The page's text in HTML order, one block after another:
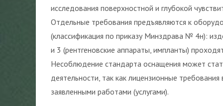
исследования поверхностной и глубокой
Отдельные требования предъявляются к
(классификация по приказу Минздрава № 4н):
и 3 (рентгеновские аппараты, импланты)
Несоблюдение стандарта оснащения может
деятельности, так как лицензионные
заявленными работами (услугами).